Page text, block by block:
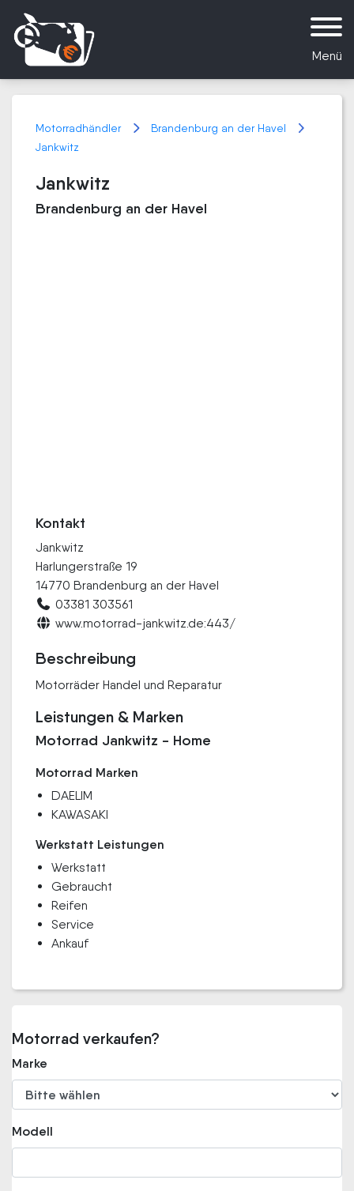
Menü
Motorradhändler
Brandenburg an der Havel
Jankwitz
Jankwitz
Brandenburg an der Havel
Kontakt
Jankwitz
Harlungerstraße 19
14770 Brandenburg an der Havel
03381 303561
www.motorrad-jankwitz.de:443/
Beschreibung
Motorräder Handel und Reparatur
Leistungen & Marken
Motorrad Jankwitz - Home
Motorrad Marken
DAELIM
KAWASAKI
Werkstatt Leistungen
Werkstatt
Gebraucht
Reifen
Service
Ankauf
Motorrad verkaufen?
Marke
Modell